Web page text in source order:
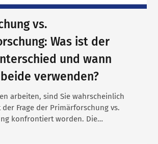
vs.
Was ist der
und wann
verwenden?
arbeiten, sind Sie wahrscheinlich
Frage der Primärforschung vs.
konfrontiert worden. Die…